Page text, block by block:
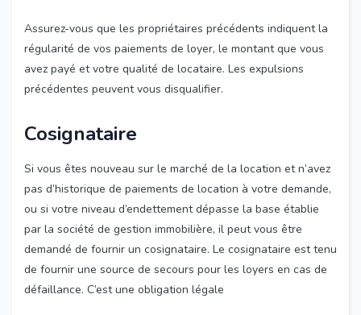
Assurez-vous que les propriétaires précédents indiquent la
régularité de vos paiements de loyer, le montant que vous
avez payé et votre qualité de locataire. Les expulsions
précédentes peuvent vous disqualifier.
Cosignataire
Si vous êtes nouveau sur le marché de la location et n’avez
pas d’historique de paiements de location à votre demande,
ou si votre niveau d’endettement dépasse la base établie
par la société de gestion immobilière, il peut vous être
demandé de fournir un cosignataire. Le cosignataire est tenu
de fournir une source de secours pour les loyers en cas de
défaillance. C’est une obligation légale